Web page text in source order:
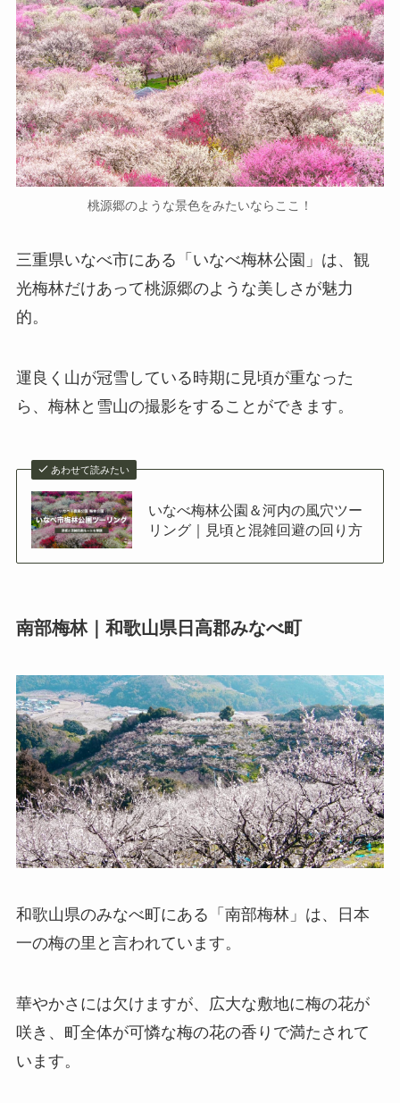
桃源郷のような景色をみたいならここ！
三重県いなべ市にある「いなべ梅林公園」は、観
光梅林だけあって桃源郷のような美しさが魅力
的。
運良く山が冠雪している時期に見頃が重なった
ら、梅林と雪山の撮影をすることができます。
あわせて読みたい
いなべ梅林公園＆河内の風穴ツー
リング｜見頃と混雑回避の回り方
南部梅林｜和歌山県日高郡みなべ町
和歌山県のみなべ町にある「南部梅林」は、日本
一の梅の里と言われています。
華やかさには欠けますが、広大な敷地に梅の花が
咲き、町全体が可憐な梅の花の香りで満たされて
います。